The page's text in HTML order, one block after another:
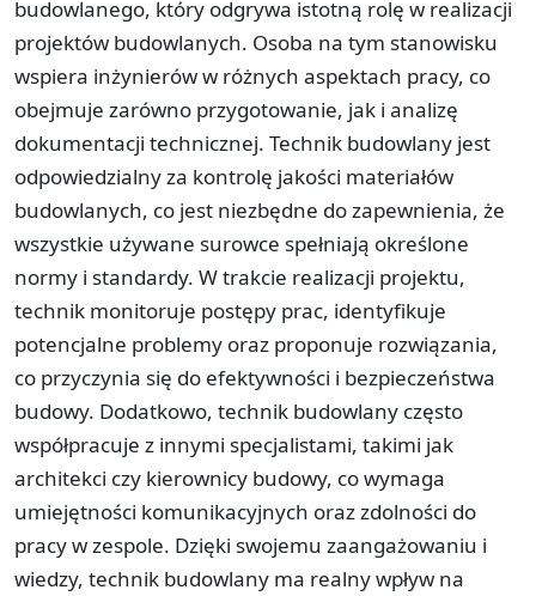
budowlanego, który odgrywa istotną rolę w realizacji
projektów budowlanych. Osoba na tym stanowisku
wspiera inżynierów w różnych aspektach pracy, co
obejmuje zarówno przygotowanie, jak i analizę
dokumentacji technicznej. Technik budowlany jest
odpowiedzialny za kontrolę jakości materiałów
budowlanych, co jest niezbędne do zapewnienia, że
wszystkie używane surowce spełniają określone
normy i standardy. W trakcie realizacji projektu,
technik monitoruje postępy prac, identyfikuje
potencjalne problemy oraz proponuje rozwiązania,
co przyczynia się do efektywności i bezpieczeństwa
budowy. Dodatkowo, technik budowlany często
współpracuje z innymi specjalistami, takimi jak
architekci czy kierownicy budowy, co wymaga
umiejętności komunikacyjnych oraz zdolności do
pracy w zespole. Dzięki swojemu zaangażowaniu i
wiedzy, technik budowlany ma realny wpływ na